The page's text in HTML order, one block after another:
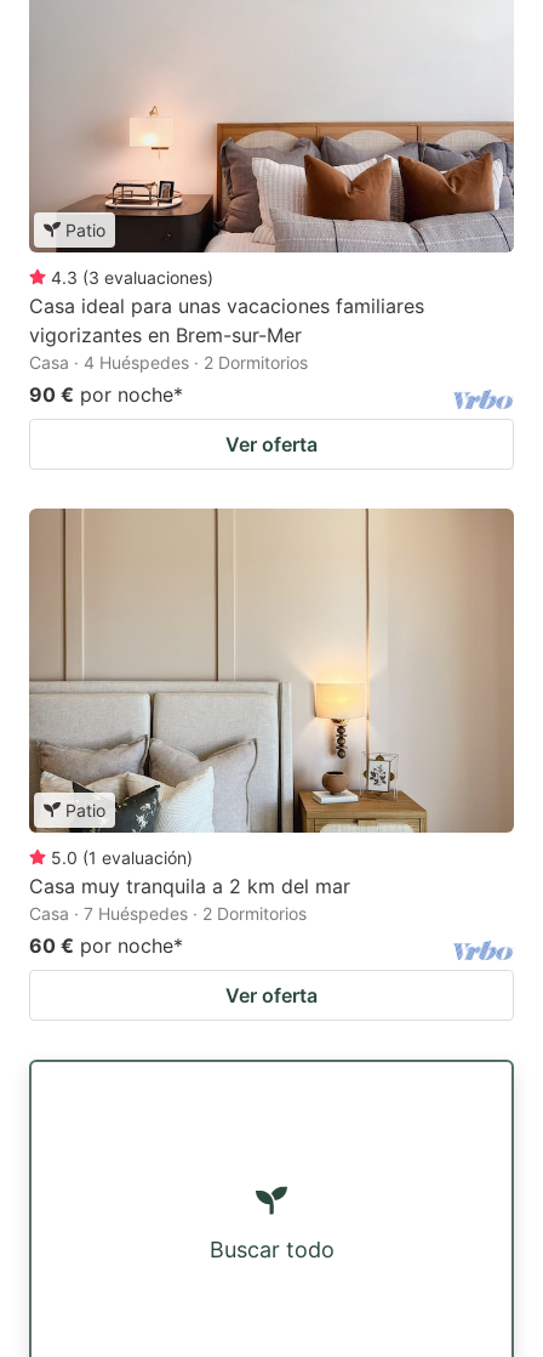
Patio
4.3 (3 evaluaciones)
Casa ideal para unas vacaciones familiares
vigorizantes en Brem-sur-Mer
Casa · 4 Huéspedes · 2 Dormitorios
90 € por noche*
Ver oferta
Patio
5.0 (1 evaluación)
Casa muy tranquila a 2 km del mar
Casa · 7 Huéspedes · 2 Dormitorios
60 € por noche*
Ver oferta
Buscar todo